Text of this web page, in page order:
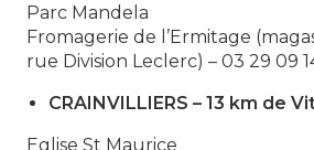
Parc Mandela
Fromagerie de l’Ermitage
rue Division Leclerc) – 03 29 09
CRAINVILLIERS – 13 km de
Eglise St Maurice